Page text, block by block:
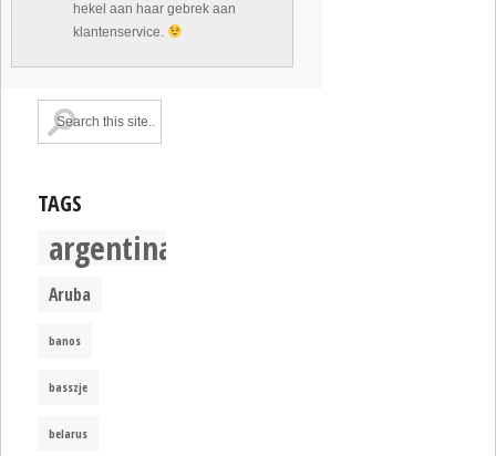
hekel aan haar gebrek aan
klantenservice.
TAGS
argentina
Aruba
banos
basszje
belarus